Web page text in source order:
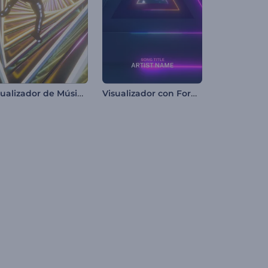
Visualizador de Música - Caída en Bucle Visualizador con Formas de Neón Pulsantes